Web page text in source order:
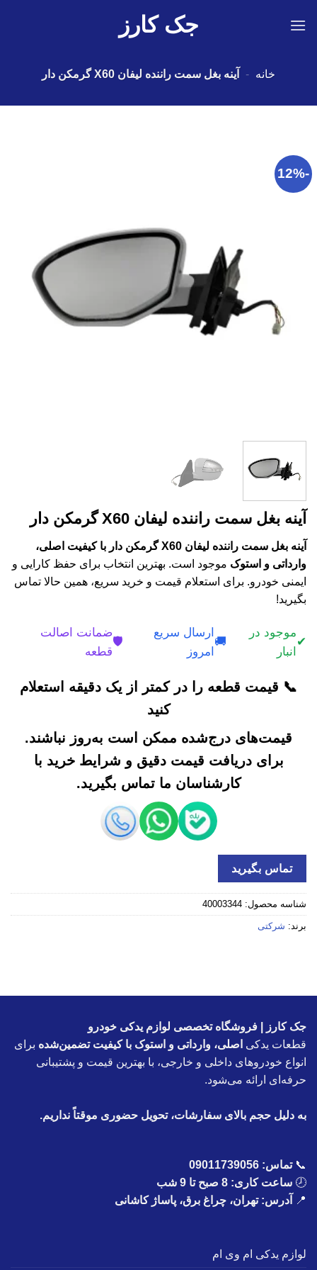
جک کارز
خانه - آینه بغل سمت راننده لیفان X60 گرمکن دار
-12%
آینه بغل سمت راننده لیفان X60 گرمکن دار
آینه بغل سمت راننده لیفان X60 گرمکن دار با کیفیت اصلی،
وارداتی و استوک موجود است. بهترین انتخاب برای حفظ کارایی و
ایمنی خودرو. برای استعلام قیمت و خرید سریع، همین حالا تماس
بگیرید!
✔
موجود در
انبار
🚚
ارسال سریع
امروز
🛡️
ضمانت اصالت
قطعه
📞 قیمت قطعه را در کمتر از یک دقیقه استعلام
کنید
قیمت‌های درج‌شده ممکن است به‌روز نباشند.
برای دریافت قیمت دقیق و شرایط خرید با
کارشناسان ما تماس بگیرید.
تماس بگیرید
شناسه محصول: 40003344
برند: شرکتی
جک کارز | فروشگاه تخصصی لوازم یدکی خودرو
قطعات یدکی اصلی، وارداتی و استوک با کیفیت تضمین‌شده برای
انواع خودروهای داخلی و خارجی، با بهترین قیمت و پشتیبانی
حرفه‌ای ارائه می‌شود.
به دلیل حجم بالای سفارشات، تحویل حضوری موقتاً نداریم.
📞تماس: 09011739056
🕗 ساعت کاری: 8 صبح تا 9 شب
📍
آدرس: تهران، چراغ برق، پاساژ کاشانی
لوازم یدکی ام وی ام